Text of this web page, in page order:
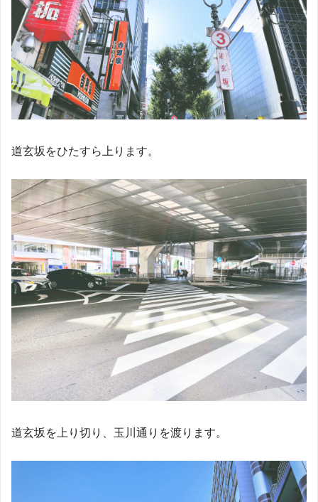
道玄坂をひたすら上ります。
道玄坂を上り切り、玉川通りを渡ります。